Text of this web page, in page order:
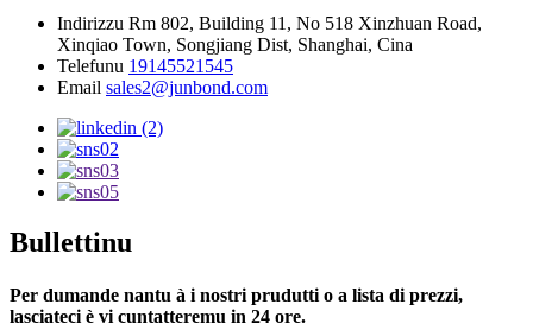
Indirizzu Rm 802, Building 11, No 518 Xinzhuan Road,
Xinqiao Town, Songjiang Dist, Shanghai, Cina
Telefunu 19145521545
Email sales2@junbond.com
Bullettinu
Per dumande nantu à i nostri prudutti o a lista di prezzi,
lasciateci è vi cuntatteremu in 24 ore.